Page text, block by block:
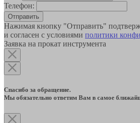
Телефон:
Отправить
Нажимая кнопку "Отправить"
и согласен с условиями политики
Заявка на прокат инструмента
Спасибо за обращение.
Мы обязательно ответим Вам в самое